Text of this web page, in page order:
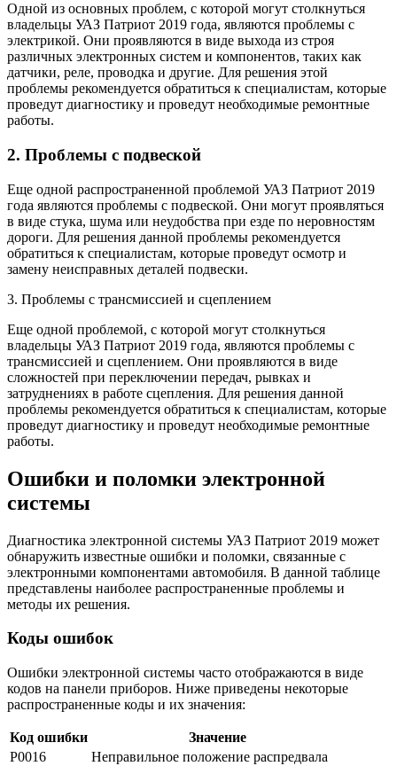
Одной из основных проблем, с которой могут столкнуться
владельцы УАЗ Патриот 2019 года, являются проблемы с
электрикой. Они проявляются в виде выхода из строя
различных электронных систем и компонентов, таких как
датчики, реле, проводка и другие. Для решения этой
проблемы рекомендуется обратиться к специалистам, которые
проведут диагностику и проведут необходимые ремонтные
работы.
2. Проблемы с подвеской
Еще одной распространенной проблемой УАЗ Патриот 2019
года являются проблемы с подвеской. Они могут проявляться
в виде стука, шума или неудобства при езде по неровностям
дороги. Для решения данной проблемы рекомендуется
обратиться к специалистам, которые проведут осмотр и
замену неисправных деталей подвески.
3. Проблемы с трансмиссией и сцеплением
Еще одной проблемой, с которой могут столкнуться
владельцы УАЗ Патриот 2019 года, являются проблемы с
трансмиссией и сцеплением. Они проявляются в виде
сложностей при переключении передач, рывках и
затруднениях в работе сцепления. Для решения данной
проблемы рекомендуется обратиться к специалистам, которые
проведут диагностику и проведут необходимые ремонтные
работы.
Ошибки и поломки электронной
системы
Диагностика электронной системы УАЗ Патриот 2019 может
обнаружить известные ошибки и поломки, связанные с
электронными компонентами автомобиля. В данной таблице
представлены наиболее распространенные проблемы и
методы их решения.
Коды ошибок
Ошибки электронной системы часто отображаются в виде
кодов на панели приборов. Ниже приведены некоторые
распространенные коды и их значения:
Код ошибки
Значение
P0016
Неправильное положение распредвала